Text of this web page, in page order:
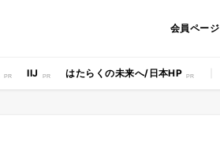
会員ページ
IIJ はたらくの未来へ/日本HP